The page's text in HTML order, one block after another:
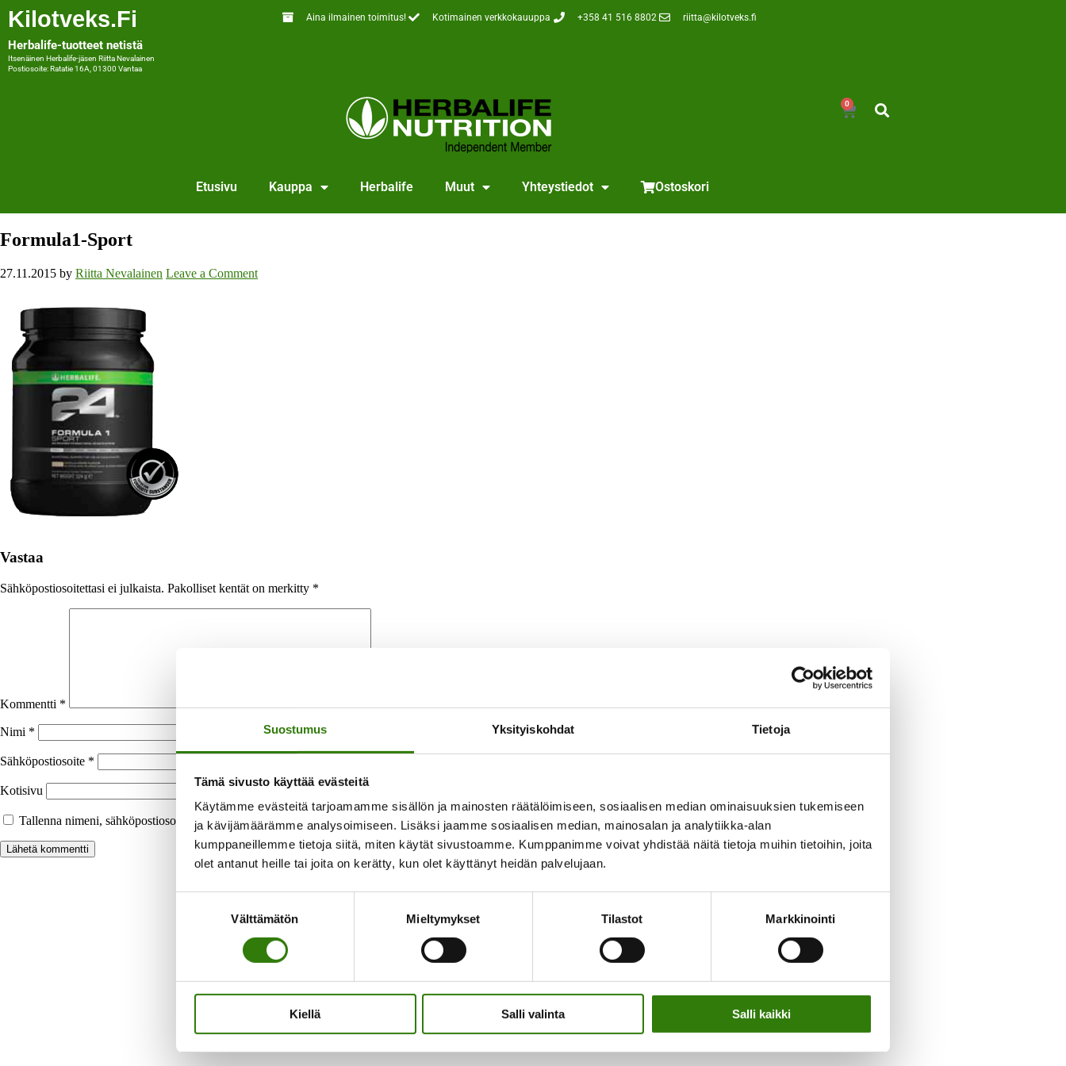
Suostumus Yksityiskohdat Tietoja
Tämä sivusto käyttää evästeitä
Käytämme evästeitä tarjoamamme sisällön ja mainosten räätälöimiseen, sosiaalisen median ominaisuuksien tukemiseen
ja kävijämäärämme analysoimiseen. Lisäksi jaamme sosiaalisen median, mainosalan ja analytiikka-alan
kumppaneillemme tietoja siitä, miten käytät sivustoamme. Kumppanimme voivat yhdistää näitä tietoja muihin tietoihin, joita
olet antanut heille tai joita on kerätty, kun olet käyttänyt heidän palvelujaan.
Välttämätön Mieltymykset Tilastot Markkinointi
Kiellä Salli valinta Salli kaikki
Kilotveks.fi
Herbalife-tuotteet netistä
Itsenäinen Herbalife-jäsen Riitta Nevalainen
Postiosoite: Ratatie 16A, 01300 Vantaa
Aina ilmainen toimitus! Kotimainen verkkokauuppa +358 41 516 8802 riitta@kilotveks.fi
0
Etusivu Kauppa Herbalife Muut Yhteystiedot Ostoskori
Formula1-Sport
27.11.2015 by Riitta Nevalainen Leave a Comment
Vastaa
Sähköpostiosoitettasi ei julkaista. Pakolliset kentät on merkitty *
Kommentti *
Nimi *
Sähköpostiosoite *
Kotisivu
Tallenna nimeni, sähköpostiosoitteeni ja kotisivuni tähän selaimeen seuraavaa kommentointikertaa varten.
Laaja valikoima maksuvaihtoehtoja
Voit maksaa heti tai valita halutessasi joustavan osamaksun.